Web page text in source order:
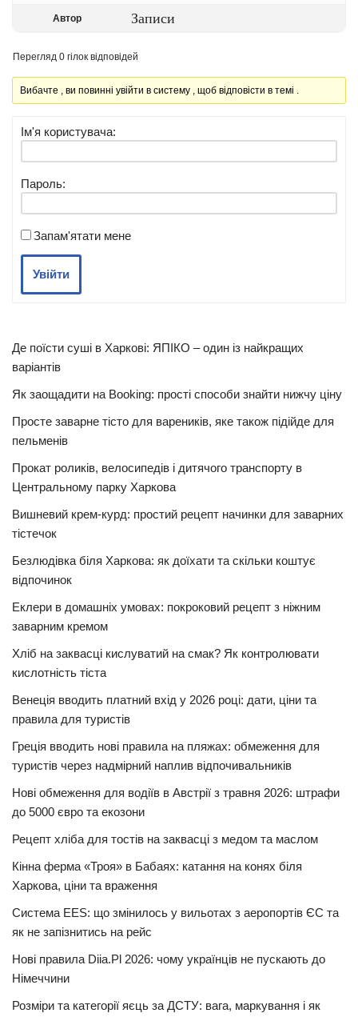
Автор Записи
Перегляд 0 гілок відповідей
Вибачте , ви повинні увійти в систему , щоб відповісти в темі .
Ім'я користувача:
Пароль:
Запам'ятати мене
Увійти
Де поїсти суші в Харкові: ЯПІКО – один із найкращих
варіантів
Як заощадити на Booking: прості способи знайти нижчу ціну
Просте заварне тісто для вареників, яке також підійде для
пельменів
Прокат роликів, велосипедів і дитячого транспорту в
Центральному парку Харкова
Вишневий крем-курд: простий рецепт начинки для заварних
тістечок
Безлюдівка біля Харкова: як доїхати та скільки коштує
відпочинок
Еклери в домашніх умовах: покроковий рецепт з ніжним
заварним кремом
Хліб на заквасці кислуватий на смак? Як контролювати
кислотність тіста
Венеція вводить платний вхід у 2026 році: дати, ціни та
правила для туристів
Греція вводить нові правила на пляжах: обмеження для
туристів через надмірний наплив відпочивальників
Нові обмеження для водіїв в Австрії з травня 2026: штрафи
до 5000 євро та екозони
Рецепт хліба для тостів на заквасці з медом та маслом
Кінна ферма «Троя» в Бабаях: катання на конях біля
Харкова, ціни та враження
Система EES: що змінилось у вильотах з аеропортів ЄС та
як не запізнитись на рейс
Нові правила Diia.Pl 2026: чому українців не пускають до
Німеччини
Розміри та категорії яєць за ДСТУ: вага, маркування і як